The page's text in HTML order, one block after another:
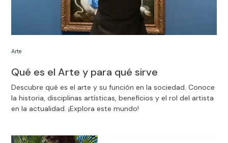
Qué es el Arte y para qué sirve
Arte
Descubre qué es el arte y su función en la sociedad. Conoce
la historia, disciplinas artísticas, beneficios y el rol del artista
en la actualidad. ¡Explora este mundo!